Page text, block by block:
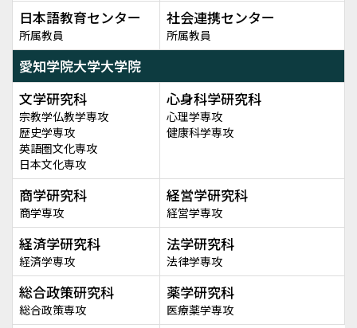
日本語教育センター
所属教員
社会連携センター
所属教員
愛知学院大学大学院
文学研究科
宗教学仏教学専攻
歴史学専攻
英語圏文化専攻
日本文化専攻
心身科学研究科
心理学専攻
健康科学専攻
商学研究科
商学専攻
経営学研究科
経営学専攻
経済学研究科
経済学専攻
法学研究科
法律学専攻
総合政策研究科
総合政策専攻
薬学研究科
医療薬学専攻